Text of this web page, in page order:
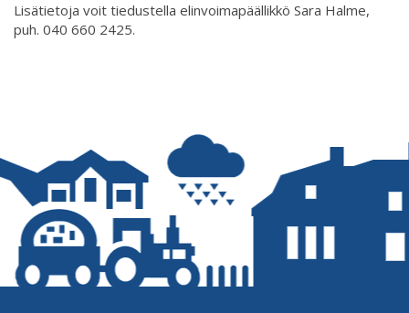
Lisätietoja voit tiedustella elinvoimapäällikkö Sara Halme,
puh. 040 660 2425.